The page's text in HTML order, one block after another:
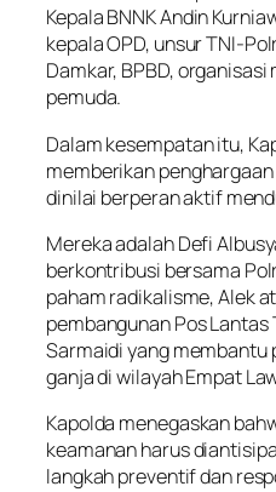
Kepala BNNK Andin
kepala OPD, unsur TNI-
Damkar, BPBD,
pemuda.
Dalam kesempatan itu,
memberikan
dinilai berperan aktif
Mereka adalah Defi
berkontribusi bersama
paham radikalisme, Alek
pembangunan Pos Lantas
Sarmaidi yang membantu
ganja di wilayah Empat
Kapolda menegaskan
keamanan harus
langkah preventif dan